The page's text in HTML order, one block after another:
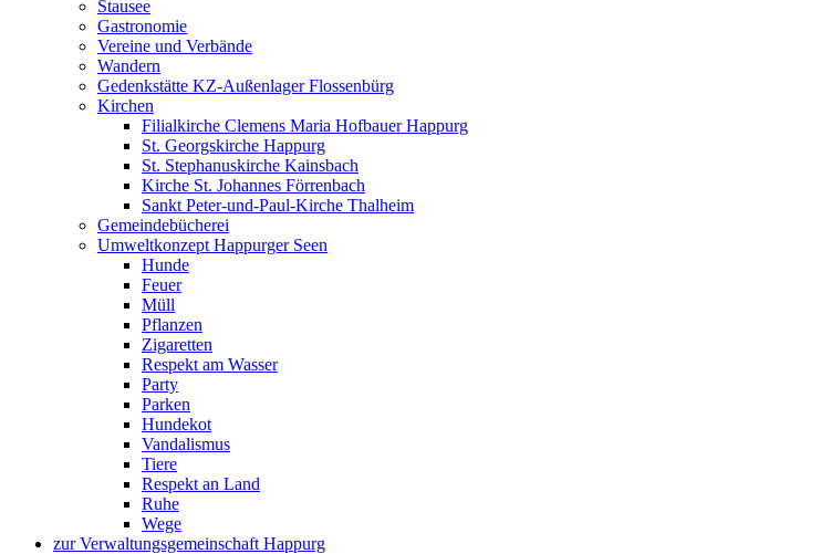
Stausee
Gastronomie
Vereine und Verbände
Wandern
Gedenkstätte KZ-Außenlager Flossenbürg
Kirchen
Filialkirche Clemens Maria Hofbauer Happurg
St. Georgskirche Happurg
St. Stephanuskirche Kainsbach
Kirche St. Johannes Förrenbach
Sankt Peter-und-Paul-Kirche Thalheim
Gemeindebücherei
Umweltkonzept Happurger Seen
Hunde
Feuer
Müll
Pflanzen
Zigaretten
Respekt am Wasser
Party
Parken
Hundekot
Vandalismus
Tiere
Respekt an Land
Ruhe
Wege
zur Verwaltungsgemeinschaft Happurg